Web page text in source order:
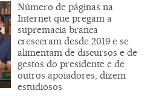
Número de páginas na
Internet que pregam a
supremacia branca
cresceram desde 2019 e se
alimentam de discursos e de
gestos do presidente e de
outros apoiadores, dizem
estudiosos